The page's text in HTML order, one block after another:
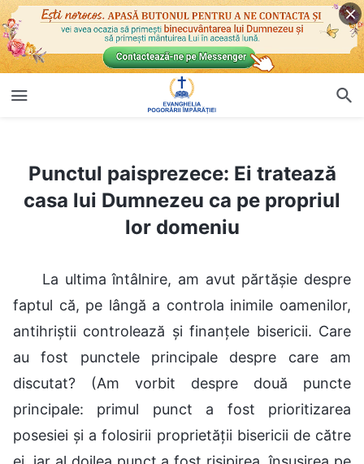
Punctul paisprezece: Ei tratează
casa lui Dumnezeu ca pe propriul
lor domeniu
La ultima întâlnire, am avut părtășie despre
faptul că, pe lângă a controla inimile oamenilor,
antihriștii controlează și finanțele bisericii. Care
au fost punctele principale despre care am
discutat? (Am vorbit despre două puncte
principale: primul punct a fost prioritizarea
posesiei și a folosirii proprietății bisericii de către